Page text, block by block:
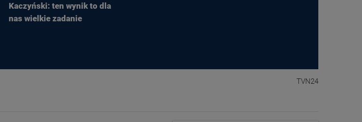
Kaczyński: ten wynik to dla
nas wielkie zadanie
TVN24